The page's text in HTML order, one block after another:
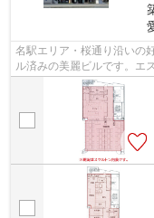
名駅エリア・桜通り沿いの
ル済みの美麗ビルです。エ
など20～40代の女性をター